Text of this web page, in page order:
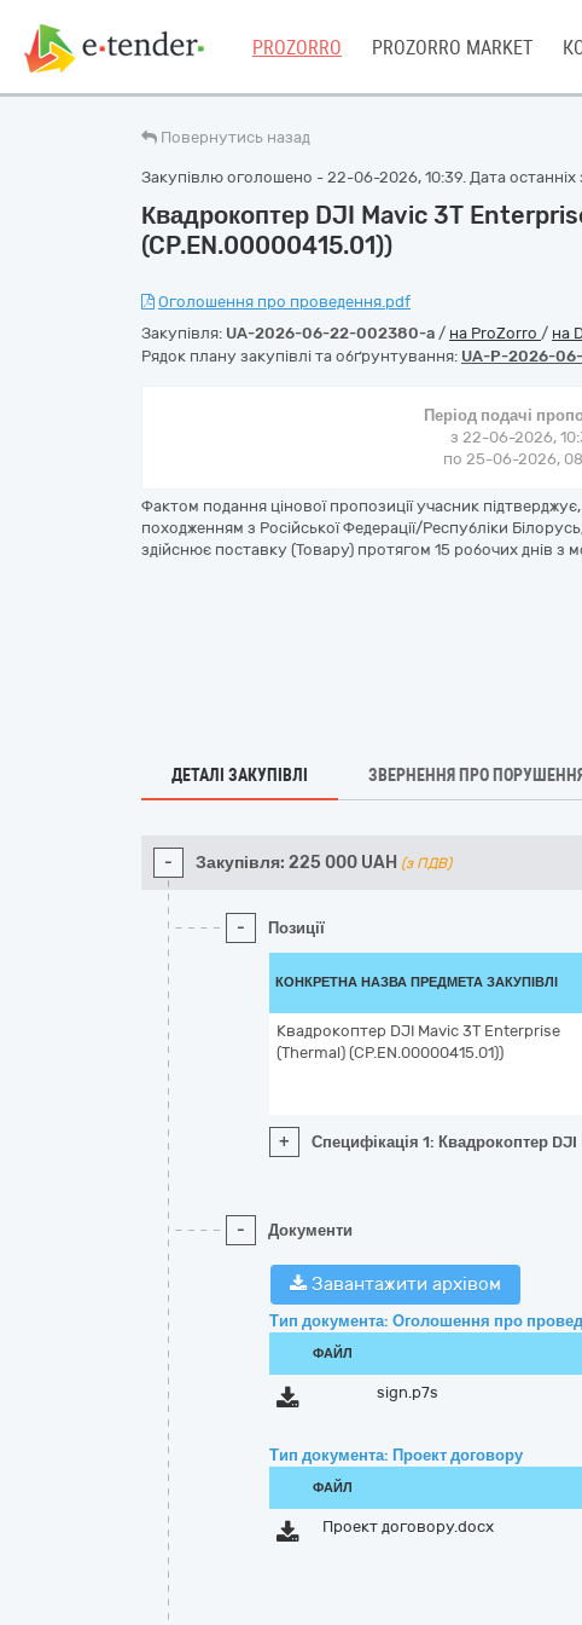
PROZORRO PROZORRO MARKET
Повернутись назад
Закупівлю оголошено - 22-06-2026, 10:39. Дата
Квадрокоптер DJI Mavic 3T
(CP.EN.00000415.01))
Оголошення про проведення.pdf
Закупівля: UA-2026-06-22-002380-a / на ProZorro / на
Рядок плану закупівлі та обґрунтування: UA-P-2026-
Період подачі
з 22-06-2026,
по 25-06-2026,
Фактом подання цінової пропозиції учасник
походженням з Російської Федерації/Республіки
здійснює поставку (Товару) протягом 15 робочих днів
ДЕТАЛІ ЗАКУПІВЛІ ЗВЕРНЕННЯ ПРО ПОРУШЕННЯ
- Закупівля: 225 000 UAH (з ПДВ)
- Позиції
КОНКРЕТНА НАЗВА ПРЕДМЕТА ЗАКУПІВЛІ
Квадрокоптер DJI Mavic 3T Enterprise
(Thermal) (CP.EN.00000415.01))
+ Специфікація 1: Квадрокоптер
- Документи
Завантажити архівом
Тип документа: Оголошення про
ФАЙЛ
sign.p7s
Тип документа: Проект договору
ФАЙЛ
Проект договору.docx